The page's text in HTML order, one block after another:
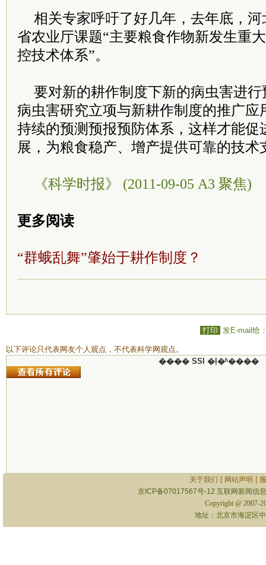
相关专家呼吁了好几年，去年底，
省农业厅课题“主要粮食作物新发生重
控技术体系”。
要对新的耕作制度下新的病虫害进
病虫害研究立项与新耕作制度的推广应
持续的预测预报预防体系，这样才能促
展，为粮食稳产、增产提供可靠的技术
《科学时报》 (2011-09-05 A3 聚焦)
更多阅读
“群蛾乱舞”肇始于耕作制度？
打印 发E-mail给
以下评论只代表网友个人观点，不代表科学网观点。
���� SSI �ļ�ʱ����
关于我们 网站声明
京ICP备07017567号-12 互联网新闻信
Copyright @ 2007-
地址：北京市海淀区